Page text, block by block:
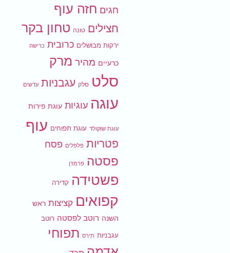
חגים חזה עוף
חצילים טונה טחון בקר
ירקות מבושלים כרובית כרישה
כרעיים מהיר מרק
סלט סלק עגבניות עדשים
עוגה עוגיות עוגת פירות
עוגת שוקולד עוגת תפוחים עוף
פטריות פלפלים פסח
פסטה פרמז'ן
פשטידה קדירה
קפואים קציצות ראש
השנה רוטב לפסטה רוטב
עגבניות תירס תפוחי